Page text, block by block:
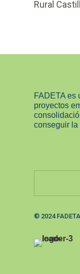
Rural
FADETA es
proyectos
conseguir la
© 2024